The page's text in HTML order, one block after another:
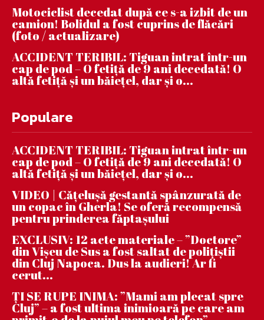
Motociclist decedat după ce s-a izbit de un
camion! Bolidul a fost cuprins de flăcări
(foto / actualizare)
ACCIDENT TERIBIL: Tiguan intrat într-un
cap de pod – O fetiță de 9 ani decedată! O
altă fetiță și un băiețel, dar și o...
Populare
ACCIDENT TERIBIL: Tiguan intrat într-un
cap de pod – O fetiță de 9 ani decedată! O
altă fetiță și un băiețel, dar și o...
VIDEO | Căţeluşă gestantă spânzurată de
un copac în Gherla! Se oferă recompensă
pentru prinderea făptaşului
EXCLUSIV: 12 acte materiale – ”Doctore”
din Vișeu de Sus a fost saltat de polițiștii
din Cluj Napoca. Dus la audieri! Ar fi
cerut...
ȚI SE RUPE INIMA: ”Mami am plecat spre
Cluj” – a fost ultima inimioară pe care am